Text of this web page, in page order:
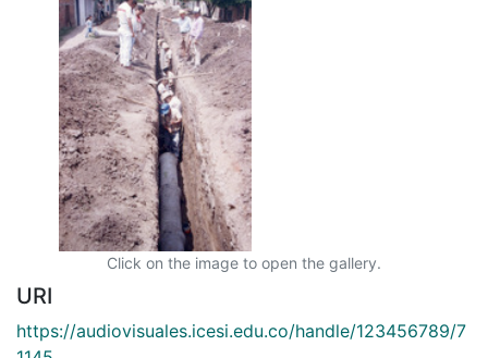
Click on the image to open the gallery.
URI
https://audiovisuales.icesi.edu.co/handle/123456789/7